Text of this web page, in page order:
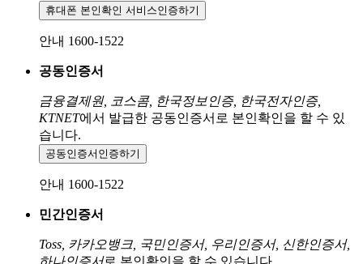
휴대폰 본인확인 서비스인증하기
안내 1600-1522
공동인증서
금융결제원, 코스콤, 한국정보인증, 한국전자인증,
KTNET에서 발급한 공동인증서로 본인확인을 할 수 있
습니다.
공동인증서 인증하기
안내 1600-1522
민간인증서
Toss, 카카오뱅크, 국민인증서, 우리인증서, 신한인증서,